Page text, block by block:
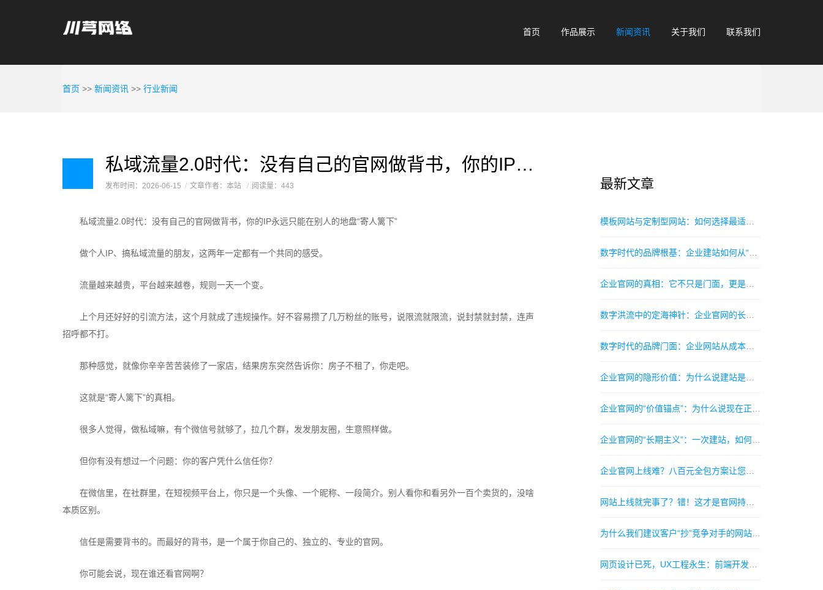
首页 作品展示 新闻资讯 关于我们 联系我们
首页 >> 新闻资讯 >> 行业新闻
私域流量2.0时代：没有自己的官网做背书，你的IP永远只能在别人的地盘“寄人篱下”
发布时间：2026-06-15 文章作者：本站 阅读量：443
私域流量2.0时代：没有自己的官网做背书，你的IP永远只能在别人的地盘“寄人篱下”
做个人IP、搞私域流量的朋友，这两年一定都有一个共同的感受。
流量越来越贵，平台越来越卷，规则一天一个变。
上个月还好好的引流方法，这个月就成了违规操作。好不容易攒了几万粉丝的账号，说限流就限流，说封禁就封禁，连声
招呼都不打。
那种感觉，就像你辛辛苦苦装修了一家店，结果房东突然告诉你：房子不租了，你走吧。
这就是“寄人篱下”的真相。
很多人觉得，做私域嘛，有个微信号就够了，拉几个群，发发朋友圈，生意照样做。
但你有没有想过一个问题：你的客户凭什么信任你？
在微信里，在社群里，在短视频平台上，你只是一个头像、一个昵称、一段简介。别人看你和看另外一百个卖货的，没啥
本质区别。
信任是需要背书的。而最好的背书，是一个属于你自己的、独立的、专业的官网。
你可能会说，现在谁还看官网啊？
最新文章
‌模板网站与定制型网站：如何选择最适合你的在线门户？‌
数字时代的品牌根基：企业建站如何从“标配”走向“战略投资”指南
企业官网的真相：它不只是门面，更是你24小时跑业务的超级销售指南
数字洪流中的定海神针：企业官网的长期主义指南
数字时代的品牌门面：企业网站从成本中心到价值引擎的蜕变指南
企业官网的隐形价值：为什么说建站是企业数字化转型的第一张名片指南
企业官网的“长期主义”：一次建站，如何成为品牌持续增值的数字资产指南
网站上线就完事了？错！这才是官网持续产生询盘的真正开始
为什么我们建议客户“抄”竞争对手的网站？此“抄”非彼“抄”